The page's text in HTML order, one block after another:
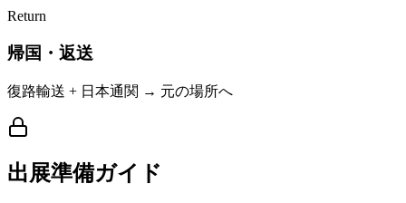
Return
帰国・返送
復路輸送 + 日本通関 → 元の場所へ
出展準備ガイド